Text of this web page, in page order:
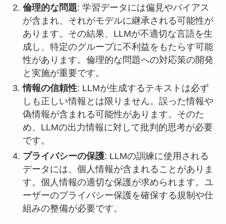
倫理的な問題: 学習データには偏見やバイアス
が含まれ、それがモデルに継承される可能性が
あります。その結果、LLMが不適切な言語を生
成し、特定のグループに不利益をもたらす可能
性があります。倫理的な問題への対応策の開発
と実施が重要です。
情報の信頼性: LLMが生成するテキストは必ず
しも正しい情報とは限りません。誤った情報や
偽情報が含まれる可能性があります。そのた
め、LLMの出力情報に対して批判的思考が必要
です。
プライバシーの保護: LLMの訓練に使用される
データには、個人情報が含まれることがありま
す。個人情報の適切な保護が求められます。ユ
ーザーのプライバシー保護を確保する規制や仕
組みの整備が必要です。